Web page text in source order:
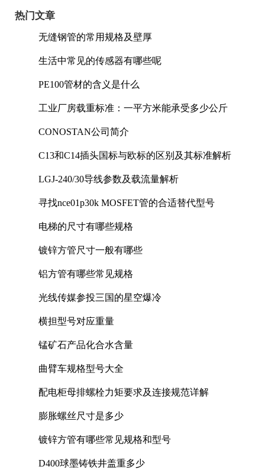
热门文章
无缝钢管的常用规格及壁厚
生活中常见的传感器有哪些呢
PE100管材的含义是什么
工业厂房载重标准：一平方米能承受多少公斤
CONOSTAN公司简介
C13和C14插头国标与欧标的区别及其标准解析
LGJ-240/30导线参数及载流量解析
寻找nce01p30k MOSFET管的合适替代型号
电梯的尺寸有哪些规格
镀锌方管尺寸一般有哪些
铝方管有哪些常见规格
光线传媒参投三国的星空爆冷
横担型号对应重量
锰矿石产品化合水含量
曲臂车规格型号大全
配电柜母排螺栓力矩要求及连接规范详解
膨胀螺丝尺寸是多少
镀锌方管有哪些常见规格和型号
D400球墨铸铁井盖重多少